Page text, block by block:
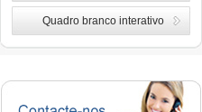
Quadro branco interativo